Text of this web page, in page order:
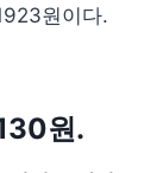
원이다.
원.